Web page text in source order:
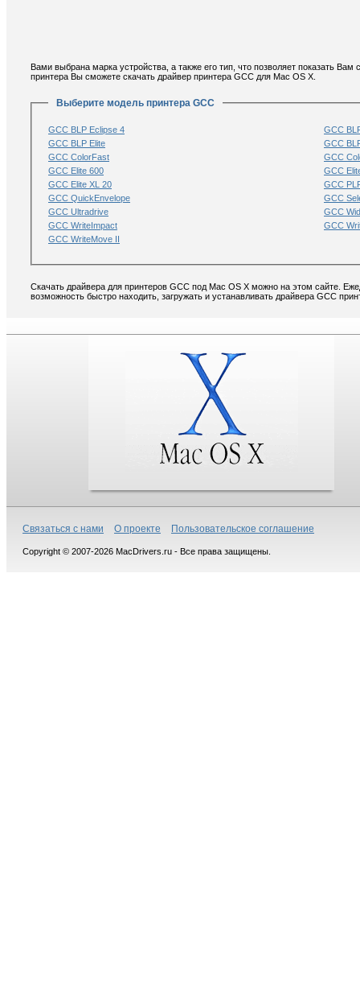
Вами выбрана марка устройства, а также его тип, что позволяет показать
принтера Вы сможете скачать драйвер принтера GCC для Mac OS X.
Выберите модель принтера GCC
GCC BLP Eclipse 4
GCC
GCC BLP Elite
GCC
GCC ColorFast
GCC
GCC Elite 600
GCC
GCC Elite XL 20
GCC
GCC QuickEnvelope
GCC
GCC Ultradrive
GCC
GCC WriteImpact
GCC
GCC WriteMove II
Скачать драйвера для принтеров GCC под Mac OS X можно на этом сайте.
возможность быстро находить, загружать и устанавливать драйвера GCC
Связаться с нами О проекте Пользовательское соглашение
Copyright © 2007-2026 MacDrivers.ru - Все права защищены.